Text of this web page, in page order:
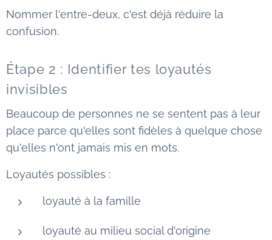
Nommer l'entre-deux, c'est déjà réduire la
confusion.
Étape 2 : Identifier tes loyautés
invisibles
Beaucoup de personnes ne se sentent pas à leur
place parce qu'elles sont fidèles à quelque chose
qu'elles n'ont jamais mis en mots.
Loyautés possibles :
loyauté à la famille
loyauté au milieu social d'origine